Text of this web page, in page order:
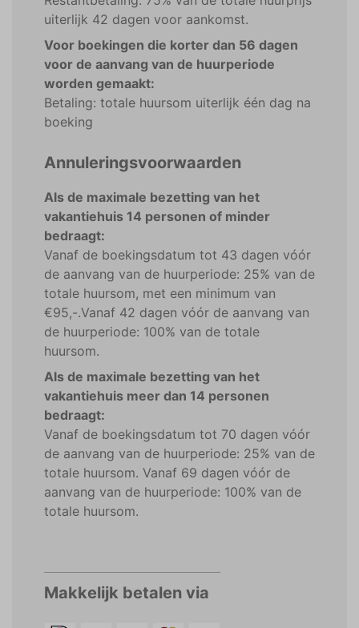
uiterlijk 42 dagen voor aankomst.
Voor boekingen die korter dan 56 dagen
voor de aanvang van de huurperiode
worden gemaakt:
Betaling: totale huursom uiterlijk één dag na
boeking
Annuleringsvoorwaarden
Als de maximale bezetting van het
vakantiehuis 14 personen of minder
bedraagt:
Vanaf de boekingsdatum tot 43 dagen vóór
de aanvang van de huurperiode: 25% van de
totale huursom, met een minimum van
€95,-.Vanaf 42 dagen vóór de aanvang van
de huurperiode: 100% van de totale
huursom.
Als de maximale bezetting van het
vakantiehuis meer dan 14 personen
bedraagt:
Vanaf de boekingsdatum tot 70 dagen vóór
de aanvang van de huurperiode: 25% van de
totale huursom. Vanaf 69 dagen vóór de
aanvang van de huurperiode: 100% van de
totale huursom.
Makkelijk betalen via